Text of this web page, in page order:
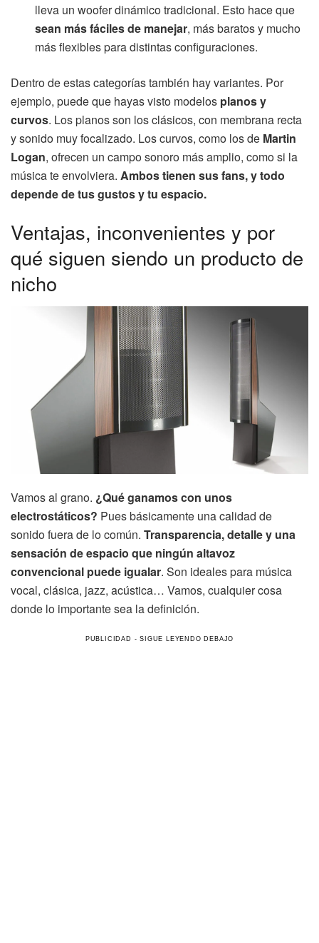
lleva un woofer dinámico tradicional. Esto hace que
sean más fáciles de manejar, más baratos y mucho
más flexibles para distintas configuraciones.
Dentro de estas categorías también hay variantes. Por
ejemplo, puede que hayas visto modelos planos y
curvos. Los planos son los clásicos, con membrana recta
y sonido muy focalizado. Los curvos, como los de Martin
Logan, ofrecen un campo sonoro más amplio, como si la
música te envolviera. Ambos tienen sus fans, y todo
depende de tus gustos y tu espacio.
Ventajas, inconvenientes y por
qué siguen siendo un producto de
nicho
Vamos al grano. ¿Qué ganamos con unos
electrostáticos? Pues básicamente una calidad de
sonido fuera de lo común. Transparencia, detalle y una
sensación de espacio que ningún altavoz
convencional puede igualar. Son ideales para música
vocal, clásica, jazz, acústica… Vamos, cualquier cosa
donde lo importante sea la definición.